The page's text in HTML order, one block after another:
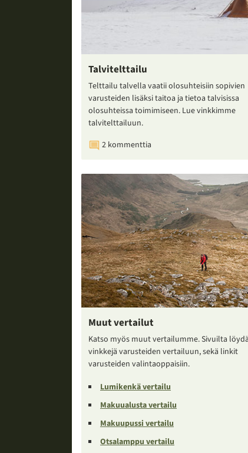
Talvitelttailu
Telttailu talvella vaatii olosuhteisiin sopivien
varusteiden lisäksi taitoa ja tietoa talvisissa
olosuhteissa toimimiseen. Lue vinkkimme
talvitelttailuun.
2 kommenttia
Muut vertailut
Katso myös muut vertailumme. Sivuilta
vinkkejä varusteiden vertailuun, sekä linkit
varusteiden valintaoppaisiin.
Lumikenkä vertailu
Makuualusta vertailu
Makuupussi vertailu
Otsalamppu vertailu